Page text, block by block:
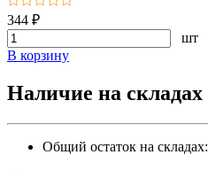
344 ₽
шт
В корзину
Наличие на складах
Общий остаток на складах: